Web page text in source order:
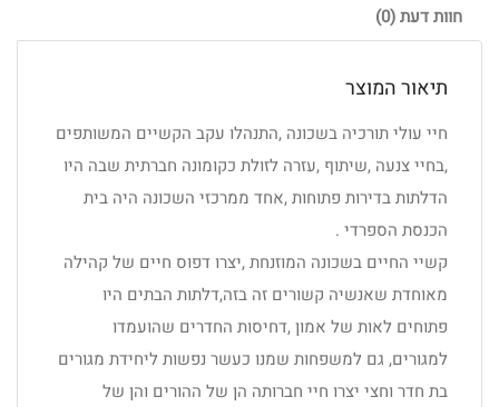
חוות דעת (0)
תיאור המוצר
חיי עולי תורכיה בשכונה ,התנהלו עקב הקשיים המשותפים
,בחיי צנעה ,שיתוף ,עזרה לזולת כקומונה חברתית שבה היו
הדלתות בדירות פתוחות ,אחד ממרכזי השכונה היה בית
הכנסת הספרדי .
קשיי החיים בשכונה המוזנחת ,יצרו דפוס חיים של קהילה
מאוחדת שאנשיה קשורים זה בזה,דלתות הבתים היו
פתוחים לאות של אמון ,דחיסות החדרים שהועמדו
למגורים, גם למשפחות שמנו כעשר נפשות ליחידת מגורים
בת חדר וחצי יצרו חיי חברותה הן של ההורים והן של